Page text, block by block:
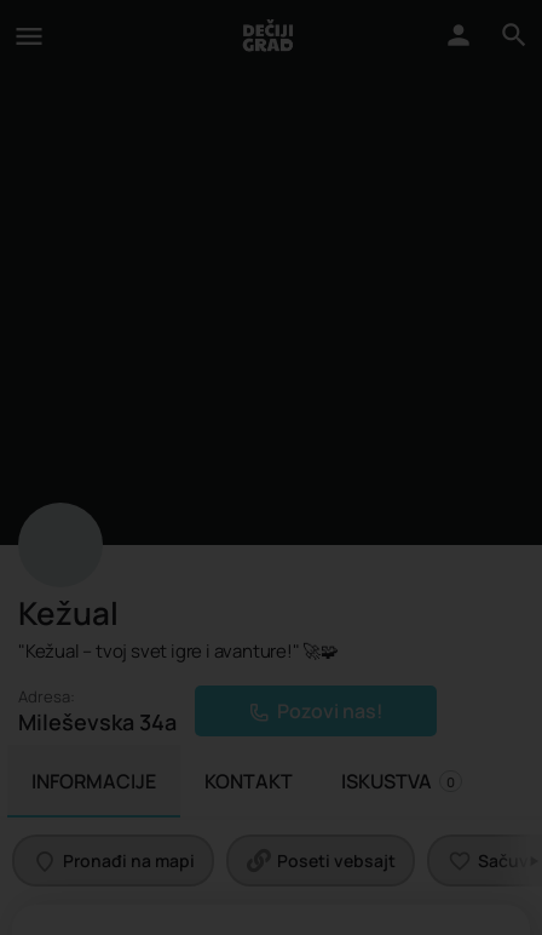
Kežual
"Kežual – tvoj svet igre i avanture!" 🚀🧩
Adresa:
Mileševska 34a Pozovi nas!
INFORMACIJE KONTAKT ISKUSTVA 0
Pronađi na mapi Poseti vebsajt